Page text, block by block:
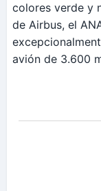
colores verde y
de Airbus, el
avión de 3.600